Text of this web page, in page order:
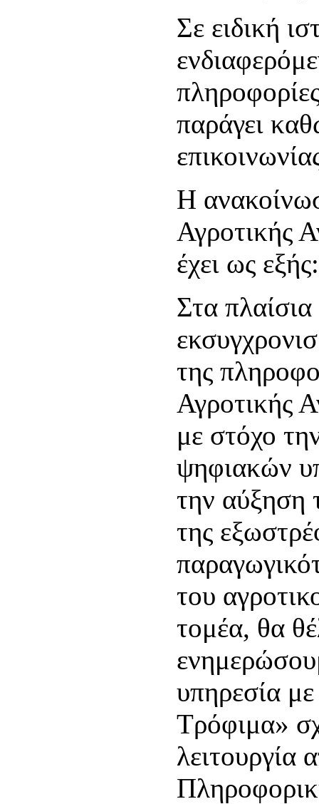
Σε ειδική
παράγει
Η
Αγροτικής
έχει ως εξής:
Στα
της
Αγροτικής
με στόχο
ψηφιακών
την αύξηση
της
του
τομέα, θα
υπηρεσία
Τρόφιμα»
λειτουργία